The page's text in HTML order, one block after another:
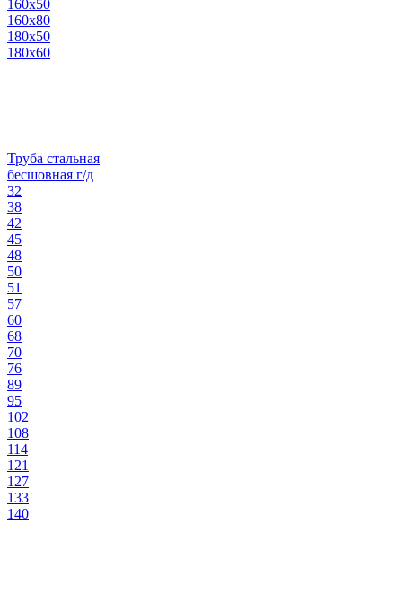
160х50
160х80
180х50
180х60
Труба стальная
бесшовная г/д
32
38
42
45
48
50
51
57
60
68
70
76
89
95
102
108
114
121
127
133
140